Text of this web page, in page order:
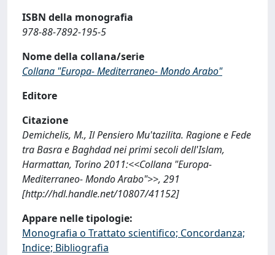
ISBN della monografia
978-88-7892-195-5
Nome della collana/serie
Collana "Europa- Mediterraneo- Mondo Arabo"
Editore
Citazione
Demichelis, M., Il Pensiero Mu'tazilita. Ragione e Fede
tra Basra e Baghdad nei primi secoli dell'Islam,
Harmattan, Torino 2011:<<Collana "Europa-
Mediterraneo- Mondo Arabo">>, 291
[http://hdl.handle.net/10807/41152]
Appare nelle tipologie:
Monografia o Trattato scientifico; Concordanza;
Indice; Bibliografia